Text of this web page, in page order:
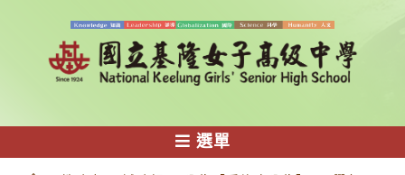
容
選單